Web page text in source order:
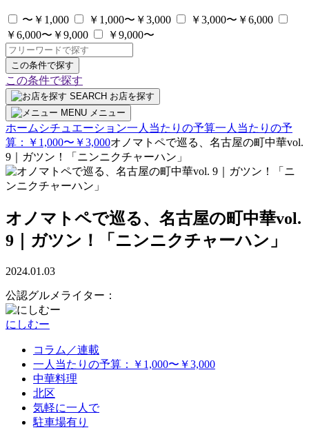
〜￥1,000 ￥1,000〜￥3,000
￥3,000〜￥6,000
￥6,000〜￥9,000
￥9,000〜
この条件で探す
この条件で探す
SEARCH お店を探す
MENU メニュー
ホーム シチュエーション一人当たりの予算一人当たりの予
算：￥1,000〜￥3,000オノマトペで巡る、名古屋の町中華vol.
9｜ガツン！「ニンニクチャーハン」
オノマトペで巡る、名古屋の町中華vol.
9｜ガツン！「ニンニクチャーハン」
2024.01.03
公認グルメライター：
にしむー
コラム／連載
一人当たりの予算：￥1,000〜￥3,000
中華料理
北区
気軽に一人で
駐車場有り